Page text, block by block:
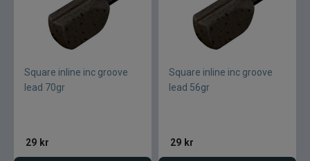
Square inline inc groove
lead 70gr
29 kr
Square inline inc groove
lead 56gr
29 kr